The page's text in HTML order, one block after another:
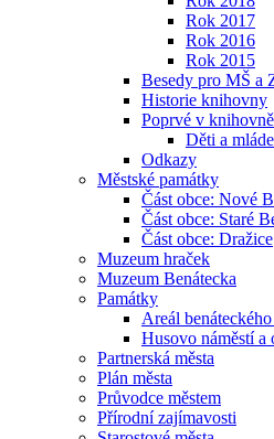
Rok 2017
Rok 2016
Rok 2015
Besedy pro MŠ a
Historie knihovny
Poprvé v knihovně
Děti a
Odkazy
Městské památky
Část obce: Nové
Část obce: Staré
Část obce: Dražice
Muzeum hraček
Muzeum Benátecka
Památky
Areál
Husovo náměstí a
Partnerská města
Plán města
Průvodce městem
Přírodní zajímavosti